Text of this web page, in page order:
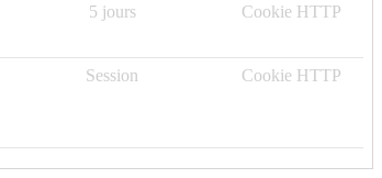
5 jours Cookie HTTP
Session Cookie HTTP